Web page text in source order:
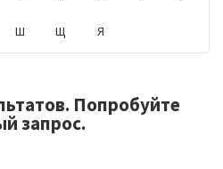
Ш Щ Я
Попробуйте
запрос.